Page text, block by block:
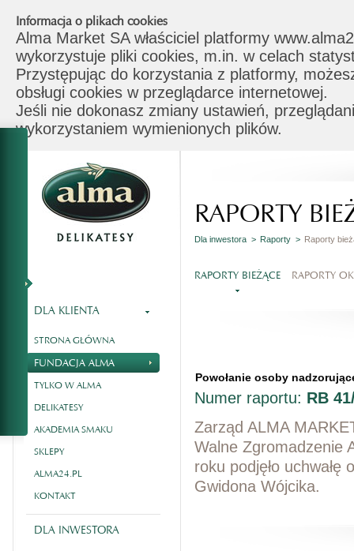
Informacja o plikach cookies
Alma Market SA właściciel platformy
wykorzystuje pliki cookies, m.in. w celach
Przystępując do korzystania z platformy,
obsługi cookies w przeglądarce internetowej.
Jeśli nie dokonasz zmiany ustawień,
wykorzystaniem wymienionych plików.
DLA KLIENTA
STRONA GŁÓWNA
FUNDACJA ALMA
TYLKO W ALMA
DELIKATESY
AKADEMIA SMAKU
SKLEPY
ALMA24.PL
KONTAKT
DLA INWESTORA
RAPORTY
Dla inwestora > Raporty > Raporty
RAPORTY BIEŻĄCE RAPORTY
Powołanie osoby
Numer raportu: RB
Zarząd ALMA
Walne Zgromadzenie
roku podjęło uchwałę
Gwidona Wójcika.